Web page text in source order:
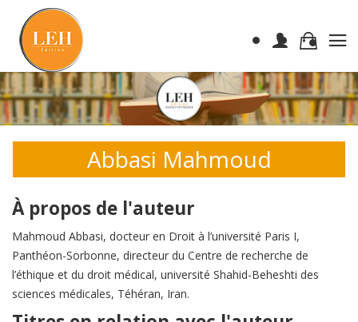
Abbasi Mahmoud
À propos de l'auteur
Mahmoud Abbasi, docteur en Droit à l’université Paris I,
Panthéon-Sorbonne, directeur du Centre de recherche de
l’éthique et du droit médical, université Shahid-Beheshti des
sciences médicales, Téhéran, Iran.